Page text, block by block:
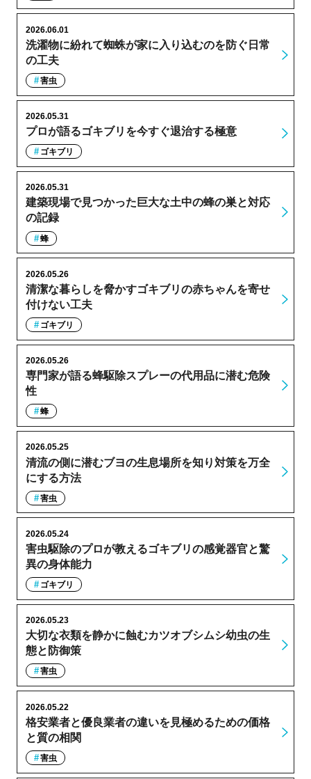
洗濯物に紛れて蜘蛛が家に入り込むのを防ぐ日常
の工夫
2026.06.01
害虫
プロが語るゴキブリを今すぐ退治する極意
2026.05.31
ゴキブリ
建築現場で見つかった巨大な土中の蜂の巣と対応
の記録
2026.05.31
蜂
清潔な暮らしを脅かすゴキブリの赤ちゃんを寄せ
付けない工夫
2026.05.26
ゴキブリ
専門家が語る蜂駆除スプレーの代用品に潜む危険
性
2026.05.26
蜂
清流の側に潜むブヨの生息場所を知り対策を万全
にする方法
2026.05.25
害虫
害虫駆除のプロが教えるゴキブリの感覚器官と驚
異の身体能力
2026.05.24
ゴキブリ
大切な衣類を静かに蝕むカツオブシムシ幼虫の生
態と防御策
2026.05.23
害虫
格安業者と優良業者の違いを見極めるための価格
と質の相関
2026.05.22
害虫